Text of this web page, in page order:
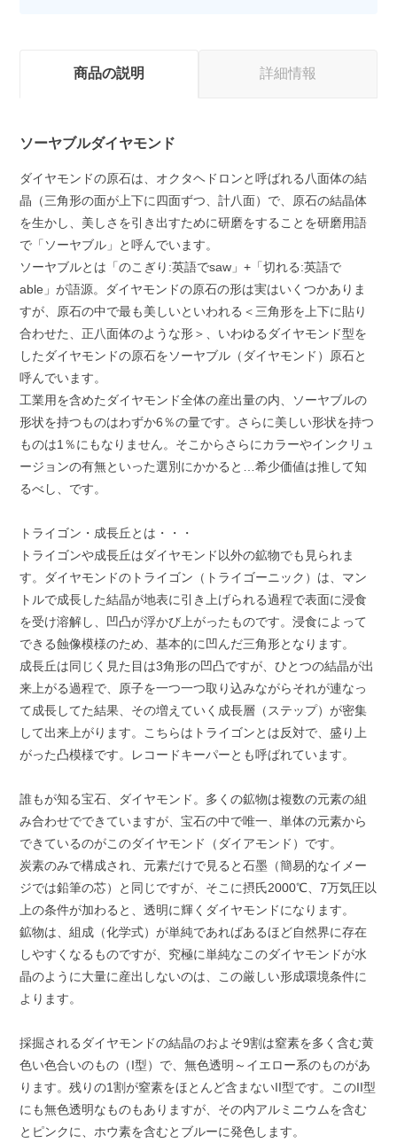
商品の説明 詳細情報
ソーヤブルダイヤモンド
ダイヤモンドの原石は、オクタヘドロンと呼ばれる八面体の結
晶（三角形の面が上下に四面ずつ、計八面）で、原石の結晶体
を生かし、美しさを引き出すために研磨をすることを研磨用語
で「ソーヤブル」と呼んでいます。
ソーヤブルとは「のこぎり:英語でsaw」+「切れる:英語で
able」が語源。ダイヤモンドの原石の形は実はいくつかありま
すが、原石の中で最も美しいといわれる＜三角形を上下に貼り
合わせた、正八面体のような形＞、いわゆるダイヤモンド型を
したダイヤモンドの原石をソーヤブル（ダイヤモンド）原石と
呼んでいます。
工業用を含めたダイヤモンド全体の産出量の内、ソーヤブルの
形状を持つものはわずか6％の量です。さらに美しい形状を持つ
ものは1％にもなりません。そこからさらにカラーやインクリュ
ージョンの有無といった選別にかかると…希少価値は推して知
るべし、です。
トライゴン・成長丘とは・・・
トライゴンや成長丘はダイヤモンド以外の鉱物でも見られま
す。ダイヤモンドのトライゴン（トライゴーニック）は、マン
トルで成長した結晶が地表に引き上げられる過程で表面に浸食
を受け溶解し、凹凸が浮かび上がったものです。浸食によって
できる蝕像模様のため、基本的に凹んだ三角形となります。
成長丘は同じく見た目は3角形の凹凸ですが、ひとつの結晶が出
来上がる過程で、原子を一つ一つ取り込みながらそれが連なっ
て成長してた結果、その増えていく成長層（ステップ）が密集
して出来上がります。こちらはトライゴンとは反対で、盛り上
がった凸模様です。レコードキーパーとも呼ばれています。
誰もが知る宝石、ダイヤモンド。多くの鉱物は複数の元素の組
み合わせでできていますが、宝石の中で唯一、単体の元素から
できているのがこのダイヤモンド（ダイアモンド）です。
炭素のみで構成され、元素だけで見ると石墨（簡易的なイメー
ジでは鉛筆の芯）と同じですが、そこに摂氏2000℃、7万気圧以
上の条件が加わると、透明に輝くダイヤモンドになります。
鉱物は、組成（化学式）が単純であればあるほど自然界に存在
しやすくなるものですが、究極に単純なこのダイヤモンドが水
晶のように大量に産出しないのは、この厳しい形成環境条件に
よります。
採掘されるダイヤモンドの結晶のおよそ9割は窒素を多く含む黄
色い色合いのもの（I型）で、無色透明～イエロー系のものがあ
ります。残りの1割が窒素をほとんど含まないII型です。このII型
にも無色透明なものもありますが、その内アルミニウムを含む
とピンクに、ホウ素を含むとブルーに発色します。